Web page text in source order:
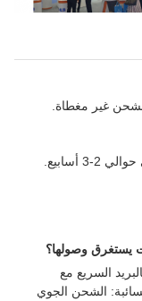
غير مغطاة.
السريع مع
الطلبات السائبة: الشحن الجوي